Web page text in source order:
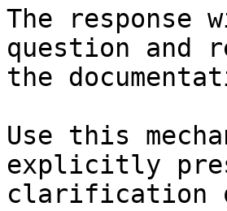
The
question and
the
Use this
explicitly
clarification